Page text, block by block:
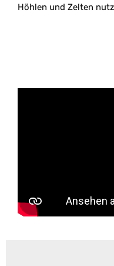
Höhlen und Zelten